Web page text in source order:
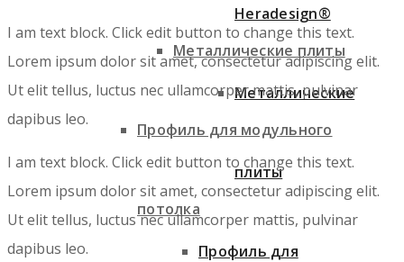
Металлические плиты
Профиль для модульного
потолка
Heradesign®
Металлические
плиты
Профиль для
I am text block. Click edit button to change this text.
Lorem ipsum dolor sit amet, consectetur adipiscing elit.
Ut elit tellus, luctus nec ullamcorper mattis, pulvinar
dapibus leo.
I am text block. Click edit button to change this text.
Lorem ipsum dolor sit amet, consectetur adipiscing elit.
Ut elit tellus, luctus nec ullamcorper mattis, pulvinar
dapibus leo.